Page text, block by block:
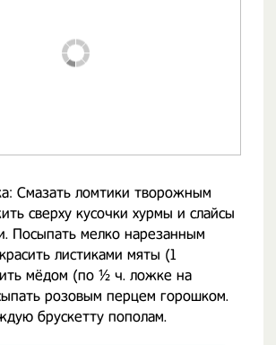
Смазать ломтики творожным
сверху кусочки хурмы и слайсы
Посыпать мелко нарезанным
листиками мяты (1
мёдом (по ½ ч. ложке на
розовым перцем горошком.
брускетту пополам.